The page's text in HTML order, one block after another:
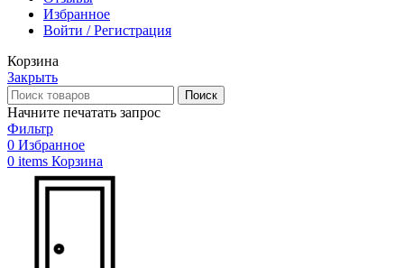
Избранное
Войти / Регистрация
Корзина
Закрыть
Поиск
Начните печатать запрос
Фильтр
0 Избранное
0 items Корзина